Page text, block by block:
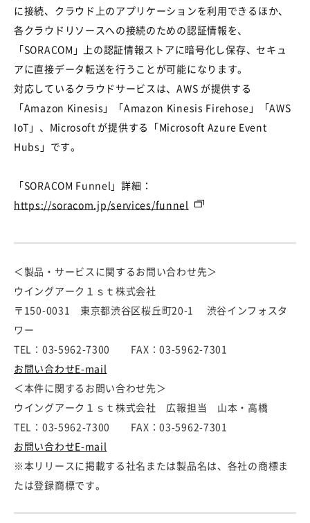
に接続、クラウド上のアプリケーションを利用できるほか、
各クラウドリソースへの接続のための認証情報を、
「SORACOM」上の認証情報ストアに暗号化し保存、セキュ
アに直接データ転送を行うことが可能になります。
対応しているクラウドサービスは、AWS が提供する
「Amazon Kinesis」「Amazon Kinesis Firehose」「AWS
IoT」、Microsoft が提供する「Microsoft Azure Event
Hubs」です。
「SORACOM Funnel」詳細：
https://soracom.jp/services/funnel
＜製品・サービスに関するお問い合わせ先＞
ウイングアーク１ｓｔ株式会社
〒150-0031 東京都渋谷区桜丘町20-1 渋谷インフォスタ
ワー
TEL：03-5962-7300 FAX：03-5962-7301
お問い合わせE-mail
＜本件に関するお問い合わせ先＞
ウイングアーク１ｓｔ株式会社 広報担当 山本・高橋
TEL：03-5962-7300 FAX：03-5962-7301
お問い合わせE-mail
※本リリースに掲載する社名または製品名は、各社の商標ま
たは登録商標です。